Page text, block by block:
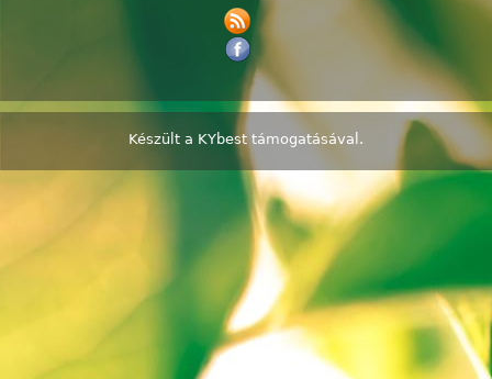
Készült a KYbesttámogatásával.